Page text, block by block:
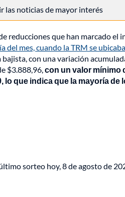
las noticias de mayor interés
reducciones que han marcado
del mes, cuando la TRM se
con una variación
$3.888,96,con un valor mínimo
lo que indica que la mayoría
sorteo hoy, 8 de agosto de